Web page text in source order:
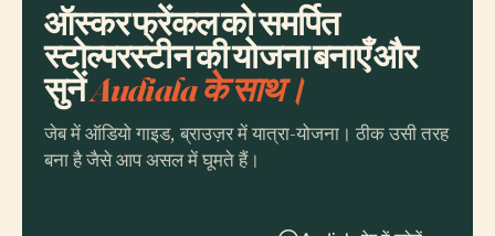
ऑस्कर फ्रेंकल को समर्पित
स्टोल्परस्टीन की योजना बनाएँ और
सुनेंAudiala के साथ।
जेब में ऑडियो गाइड, ब्राउज़र में यात्रा-योजना। ठीक उसी तरह
बना है जैसे आप असल में घूमते हैं।